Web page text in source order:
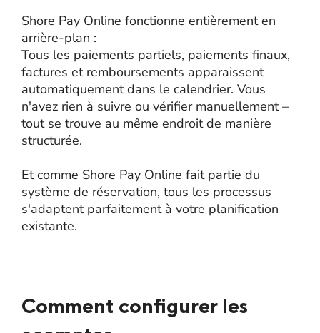
Shore Pay Online fonctionne entièrement en
arrière-plan :
Tous les paiements partiels, paiements finaux,
factures et remboursements apparaissent
automatiquement dans le calendrier. Vous
n'avez rien à suivre ou vérifier manuellement –
tout se trouve au même endroit de manière
structurée.
Et comme Shore Pay Online fait partie du
système de réservation, tous les processus
s'adaptent parfaitement à votre planification
existante.
Comment configurer les